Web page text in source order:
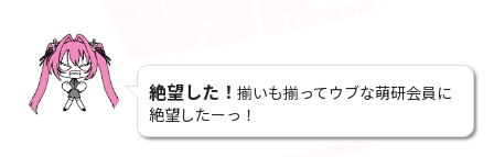
絶望した！揃いも揃ってウブな萌研会員に
絶望したーっ！